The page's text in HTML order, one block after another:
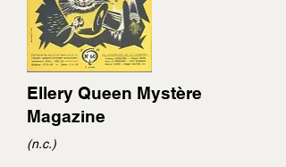
Ellery Queen Mystère
Magazine
(n.c.)